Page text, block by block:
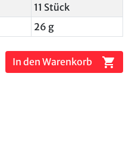
11 Stück
26 g
In den Warenkorb shopping_cart